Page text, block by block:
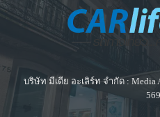
บริษัท มีเดีย อะเลิร์ท จำกัด : Media